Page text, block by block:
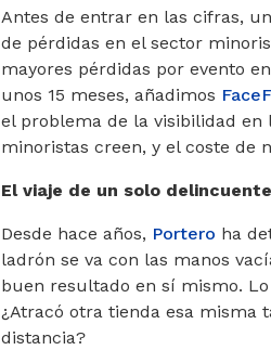
Antes de entrar en las cifras,
de pérdidas en el sector
mayores pérdidas por evento
unos 15 meses, añadimos
el problema de la visibilidad en
minoristas creen, y el coste de
El viaje de un solo delincuente
Desde hace años, Portero ha
ladrón se va con las manos
buen resultado en sí mismo.
¿Atracó otra tienda esa misma
distancia?